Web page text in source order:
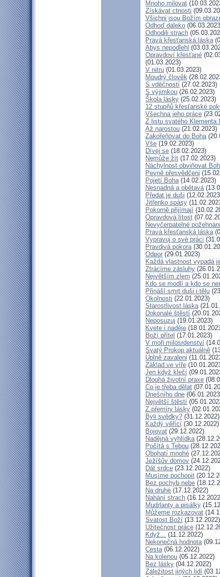
Mnoho milovat
Získávat ctnosti
Všichni jsou Božím
Odhoď daleko
Odhodili strach
Pravá křesťanská láska
Abys nepodlehl
Opravdoví křesťané
(01.03.2023)
V nitru (01.03.2023)
Moudrý člověk
S vděčností (27.02.2023)
S výjimkou (26.02.2023)
Škola lásky (25.02.2023)
12 stupňů křesťanské
Všechna jeho práce
Z listu svatého Klementa
Až narostou (21.02.2023)
Zakořeňovat do Boha
Vše (19.02.2023)
Dívej se (18.02.2023)
Nemůže žít (17.02.2023)
Náchylnost obviňovat
Pevně přesvědčeni
Pojetí Boha(14.02.2023)
Nesnadná a obětavá
Předat je duši
Jitřenko spásy
Pokorně přijímají
Opravdová lítost
Nevyčerpatelné
Pravá křesťanská láska
Vypravuj o své práci
Pravdivá pokora
Odpor (29.01.2023)
Každá vlastnost vypadá
Ztrácíme zásluhy
Největším zlem
Kdo se modlí a kdo se
Přináší smrt duši i tělu
Okolnosti (22.01.2023)
Starostlivost láska
Dokonalé štěstí
Neposuzuj (19.01.2023)
Kvete i naděje
Boží přítel (17.01.2023)
V moři milosrdenství
Svatý Prokop aktuálně
Úplně zavaleni
Základ ve víře
Jen když klečí
Dlouhá životní praxe
Co je třeba dělat
Dnešního dne
Největší štěstí
Z přemíry lásky
Byli svědky? (31.12.2022)
Každý věřící (30.12.2022)
Bojovat (29.12.2022)
Nadějná vyhlídka
Počítá s Tebou
Obohatí mnohé
Ježíšův domov
Dát srdce (23.12.2022)
Musíme pochopit
Bez pochyb nebe
Na druhé (17.12.2022)
Nahání strach
Mudrlanty a pisálky
Můžeme rozkazovat
Svatost Boží (13.12.2022)
Užitečnost práce
Když... (11.12.2022)
Nekonečná hodnota
Cesta(06.12.2022)
Na kolenou (05.12.2022)
Bez lásky (04.12.2022)
Záležitost jiných lidí